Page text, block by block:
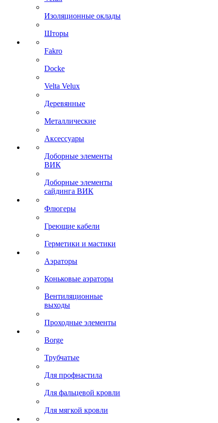
Изоляционные оклады
Шторы
Fakro
Docke
Velta Velux
Деревянные
Металлические
Аксессуары
Доборные элементы
ВИК
Доборные элементы
сайдинга ВИК
Флюгеры
Греющие кабели
Герметики и мастики
Аэраторы
Коньковые аэраторы
Вентиляционные
выходы
Проходные элементы
Borge
Трубчатые
Для профнастила
Для фальцевой кровли
Для мягкой кровли